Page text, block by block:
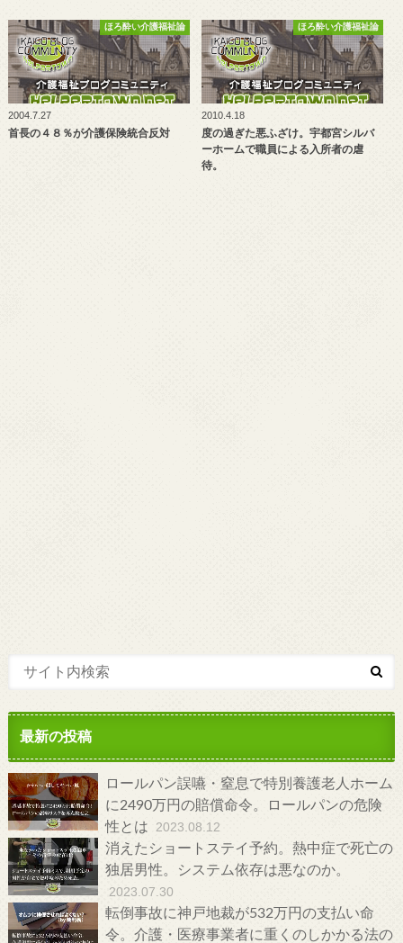
ほろ酔い介護福祉論
2004.7.27
首長の４８％が介護保険統合反対
ほろ酔い介護福祉論
2010.4.18
度の過ぎた悪ふざけ。宇都宮シルバ
ーホームで職員による入所者の虐
待。
最新の投稿
ロールパン誤嚥・窒息で特別養護老人ホーム
に2490万円の賠償命令。ロールパンの危険
性とは
2023.08.12
消えたショートステイ予約。熱中症で死亡の
独居男性。システム依存は悪なのか。
2023.07.30
転倒事故に神戸地裁が532万円の支払い命
令。介護・医療事業者に重くのしかかる法の